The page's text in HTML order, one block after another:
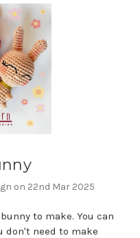
on 22nd Mar 2025
to make. You can
don't need to make